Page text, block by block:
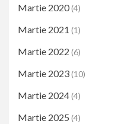
Martie 2020(4)
Martie 2021 (1)
Martie 2022 (6)
Martie 2023(10)
Martie 2024(4)
Martie 2025 (4)